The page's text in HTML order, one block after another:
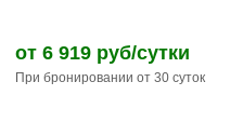
от 6 919 руб/сутки
При бронировании от 30 суток